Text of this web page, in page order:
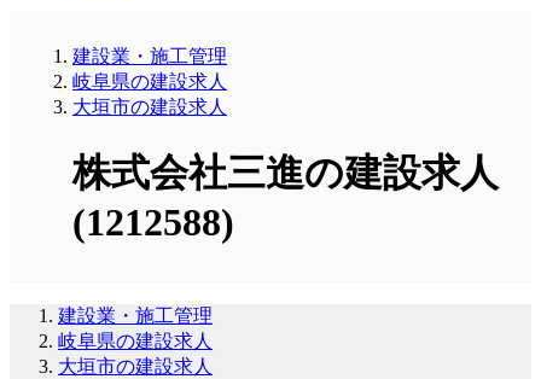
建設業・施工管理
岐阜県の建設求人
大垣市の建設求人
株式会社三進の建設求人
(1212588)
建設業・施工管理
岐阜県の建設求人
大垣市の建設求人